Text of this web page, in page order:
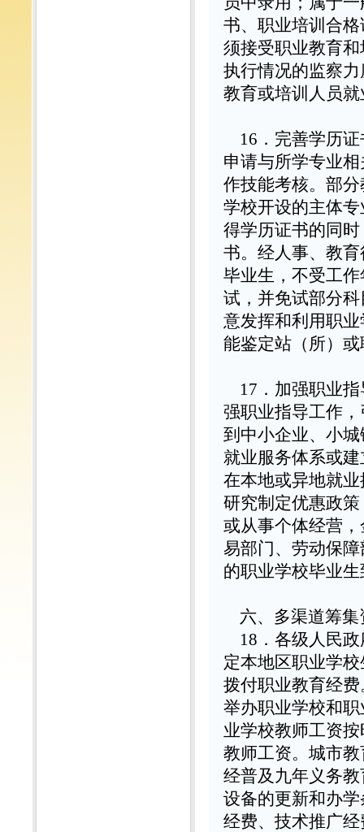
书、职业培训合
须接受职业教育
执行情况的监察
教育或培训人员
16 ．完善学历
申请与所学专业
作技能考核。部
学校开设的主体
得学历证书的同
书。经人事、教
毕业生，不受工
试，并免试部分
意发挥和利用职
能鉴定站（所）
17 ．加强职业
强职业指导工作
到中小企业、小
就业服务体系或
在本地或异地就
研究制定优惠政
或从事个体经营
易部门、劳动保
的职业学校毕业
六、多渠道筹
18 ．各级人民
定本地区职业学
拨付职业教育经
举办职业学校和
业学校教师工资
教师工资。城市
经普及九年义务
设备的更新和办
经费、技术推广